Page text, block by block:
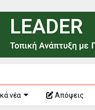
νέα Απόψεις